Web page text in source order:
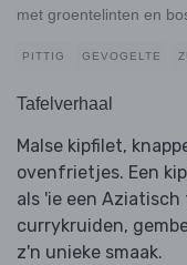
met groentelinten en
PITTIG GEVOGELTE
Tafelverhaal
Malse kipfilet,
ovenfrietjes. Een
als 'ie een
currykruiden,
z'n unieke smaak.